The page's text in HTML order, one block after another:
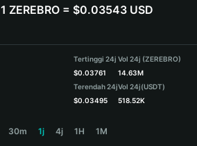
1 ZEREBRO = $0.03543 USD
Tertinggi 24j
$0.03761
Terendah 24j
$0.03495
Vol 24j (ZEREBRO)
14.63M
Vol 24j(USDT)
518.52K
30m 1j 4j 1H 1M